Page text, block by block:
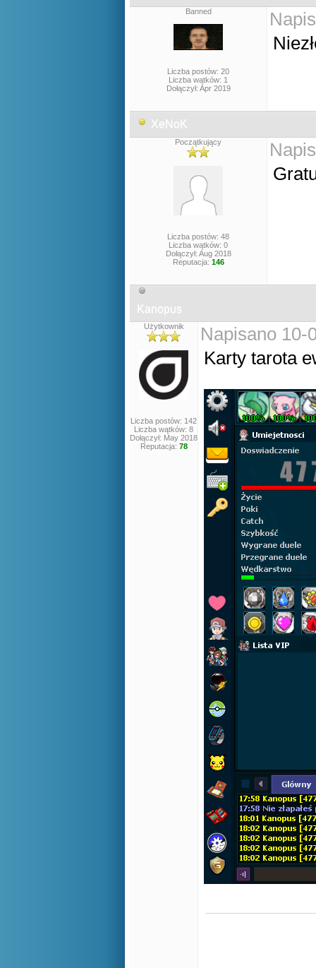
Banned
Liczba postów: 20
Liczba wątków: 1
Dołączył: Apr 2019
XeNoK
Początkujący
Liczba postów: 48
Liczba wątków: 0
Dołączył: Aug 2018
Reputacja: 146
Kanopus
Użytkownik
Liczba postów: 142
Liczba wątków: 8
Dołączył: May 2018
Reputacja: 78
Napisano 10-
Karty tarota